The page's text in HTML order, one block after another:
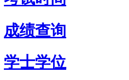
成绩查询
学士学位